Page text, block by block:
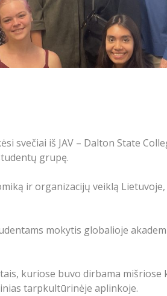
svečiai iš JAV – Dalton State
grupę.
ir organizacijų veiklą
mokytis globalioje
kuriose buvo dirbama mišriose
tarpkultūrinėje aplinkoje.